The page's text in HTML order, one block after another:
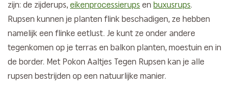
zijn: de zijderups, eikenprocessierups en buxusrups.
Rupsen kunnen je planten flink beschadigen, ze hebben
namelijk een flinke eetlust. Je kunt ze onder andere
tegenkomen op je terras en balkon planten, moestuin en in
de border. Met Pokon Aaltjes Tegen Rupsen kan je alle
rupsen bestrijden op een natuurlijke manier.